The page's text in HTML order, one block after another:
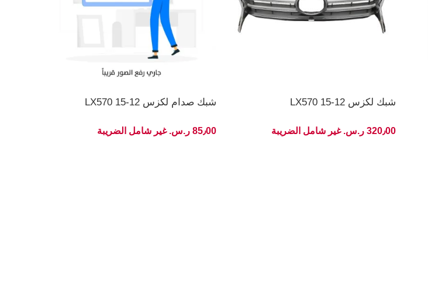
شبك لكزس LX570 15-12
320٫00 ر.س.‏ غير شامل الضريبة
شبك صدام لكزس LX570 15-12
85٫00 ر.س.‏ غير شامل الضريبة